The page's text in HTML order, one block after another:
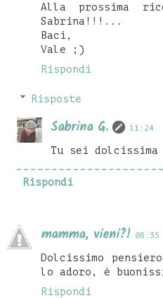
Alla prossima
Sabrina!!!...
Baci,
Vale ;)
Rispondi
Risposte
Sabrina G. 11:24
Tu sei dolcissima
Rispondi
mamma, vieni?! 08:35
Dolcissimo
lo adoro, è
Rispondi